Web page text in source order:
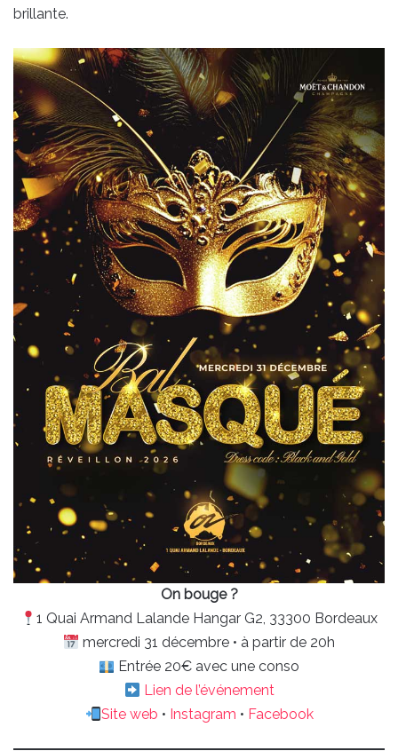
brillante.
On bouge ?
1 Quai Armand Lalande Hangar G2, 33300 Bordeaux
mercredi 31 décembre • à partir de 20h
Entrée 20€ avec une conso
Lien de l’événement
Site web • Instagram • Facebook